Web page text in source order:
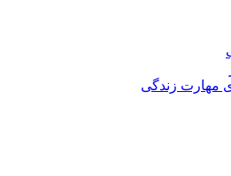
مهارت زندگی